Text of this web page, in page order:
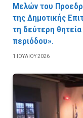
Μελών του
της Δημοτικής
τη δεύτερη
περιόδου».
1 ΙΟΥΛΊΟΥ 2026